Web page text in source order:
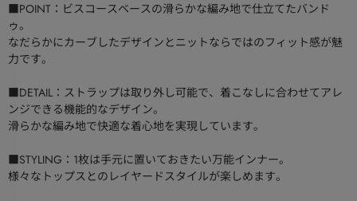
■POINT：ビスコースベースの滑らかな編み地で仕立てたバンド
ゥ。
なだらかにカーブしたデザインとニットならではのフィット感が魅
力です。
■DETAIL：ストラップは取り外し可能で、着こなしに合わせてアレ
ンジできる機能的なデザイン。
滑らかな編み地で快適な着心地を実現しています。
■STYLING：1枚は手元に置いておきたい万能インナー。
様々なトップスとのレイヤードスタイルが楽しめます。